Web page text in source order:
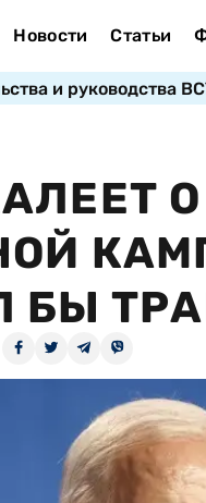
Новости Статьи
и руководства
БЫ